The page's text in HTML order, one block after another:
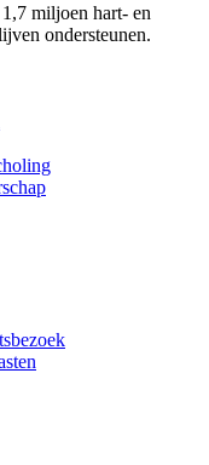
miljoen hart- en
ondersteunen.